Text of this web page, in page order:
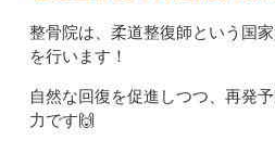
整骨院は、柔道整復師という国
を行います！
自然な回復を促進しつつ、再発
力です🙌